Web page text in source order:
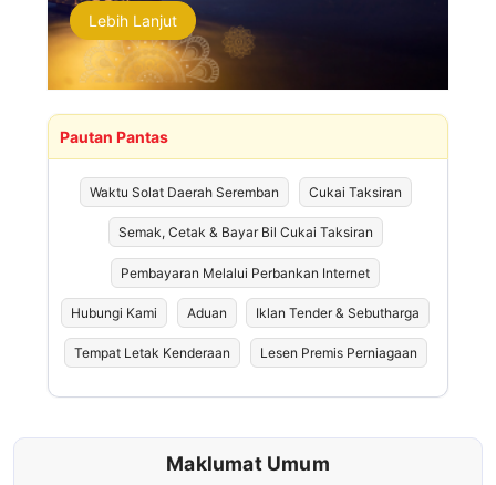
Lebih Lanjut
Pautan Pantas
Waktu Solat Daerah Seremban Cukai Taksiran
Semak, Cetak & Bayar Bil Cukai Taksiran
Pembayaran Melalui Perbankan Internet
Hubungi Kami Aduan Iklan Tender & Sebutharga
Tempat Letak Kenderaan Lesen Premis Perniagaan
Maklumat Umum